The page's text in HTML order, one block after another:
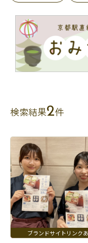
検索結果2件